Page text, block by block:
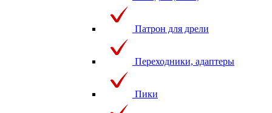
Патрон для дрели
Переходники, адаптеры
Пики